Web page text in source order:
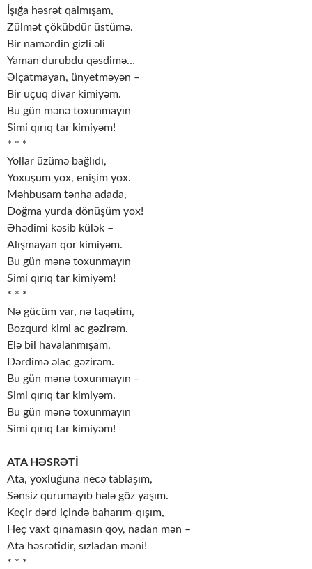
İşığa həsrət qalmışam,
Zülmət çökübdür üstümə.
Bir namərdin gizli əli
Yaman durubdu qəsdimə…
Əlçatmayan, ünyetməyən –
Bir uçuq divar kimiyəm.
Bu gün mənə toxunmayın
Simi qırıq tar kimiyəm!
* * *
Yollar üzümə bağlıdı,
Yoxuşum yox, enişim yox.
Məhbusam tənha adada,
Doğma yurda dönüşüm yox!
Əhədimi kəsib külək –
Alışmayan qor kimiyəm.
Bu gün mənə toxunmayın
Simi qırıq tar kimiyəm!
* * *
Nə gücüm var, nə taqətim,
Bozqurd kimi ac gəzirəm.
Elə bil havalanmışam,
Dərdimə əlac gəzirəm.
Bu gün mənə toxunmayın –
Simi qırıq tar kimiyəm.
Bu gün mənə toxunmayın
Simi qırıq tar kimiyəm!
ATA HƏSRƏTİ
Ata, yoxluğuna necə tablaşım,
Sənsiz qurumayıb hələ göz yaşım.
Keçir dərd içində baharım-qışım,
Heç vaxt qınamasın qoy, nadan mən –
Ata həsrətidir, sızladan məni!
* * *